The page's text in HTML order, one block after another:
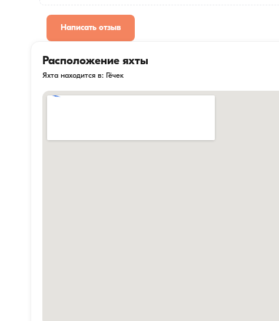
Написать отзыв
Расположение яхты
Яхта находится в: Гёчек